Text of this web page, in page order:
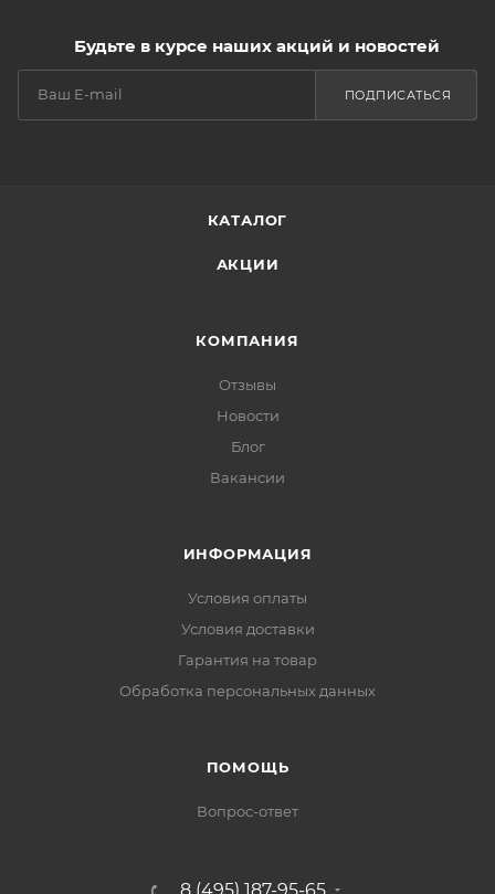
Будьте в курсе наших акций и новостей
ПОДПИСАТЬСЯ
КАТАЛОГ
АКЦИИ
КОМПАНИЯ
Отзывы
Новости
Блог
Вакансии
ИНФОРМАЦИЯ
Условия оплаты
Условия доставки
Гарантия на товар
Обработка персональных данных
ПОМОЩЬ
Вопрос-ответ